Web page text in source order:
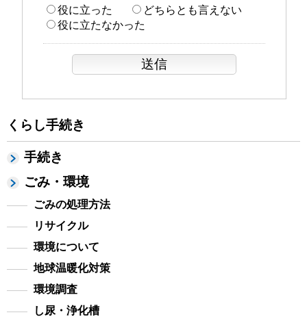
くらし手続き
手続き
ごみ・環境
ごみの処理方法
リサイクル
環境について
地球温暖化対策
環境調査
し尿・浄化槽
役に立った
どちらとも言えない
役に立たなかった